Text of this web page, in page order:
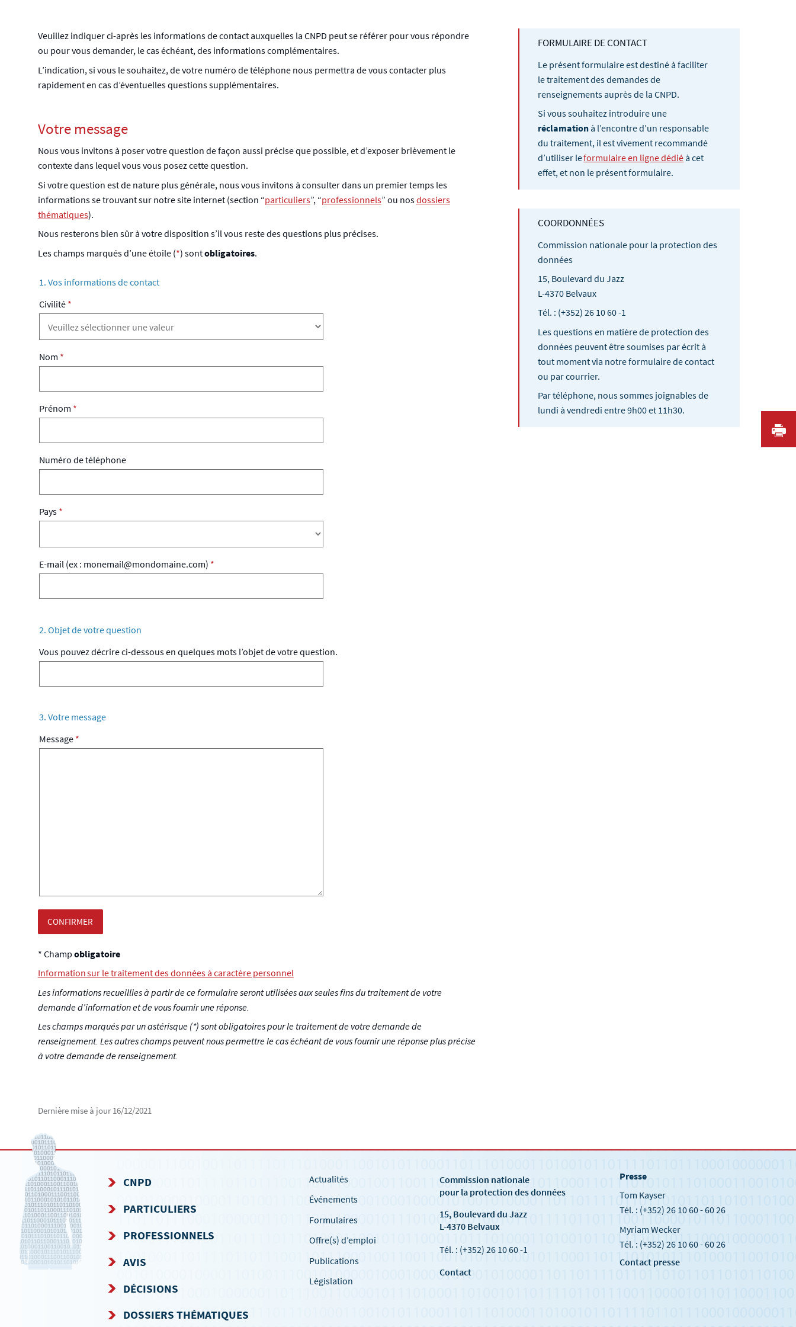
Veuillez indiquer ci-après les informations de contact auxquelles la CNPD peut se référer pour vous répondre
ou pour vous demander, le cas échéant, des informations complémentaires.
L’indication, si vous le souhaitez, de votre numéro de téléphone nous permettra de vous contacter plus
rapidement en cas d’éventuelles questions supplémentaires.
Votre message
Nous vous invitons à poser votre question de façon aussi précise que possible, et d’exposer brièvement le
contexte dans lequel vous vous posez cette question.
Si votre question est de nature plus générale, nous vous invitons à consulter dans un premier temps les
informations se trouvant sur notre site internet (section “particuliers”, “professionnels” ou nosdossiers
thématiques).
Nous resterons bien sûr à votre disposition s’il vous reste des questions plus précises.
Les champs marqués d’une étoile (*) sontobligatoires.
1. Vos informations de contact
Civilité *
Nom *
Prénom *
Numéro de téléphone
Pays *
E-mail (ex : monemail@mondomaine.com) *
2. Objet de votre question
Vous pouvez décrire ci-dessous en quelques mots l’objet de votre question.
3. Votre message
Message *
CONFIRMER
* Champ obligatoire
Information sur le traitement des données à caractère personnel
Les informations recueillies à partir de ce formulaire seront utilisées aux seules fins du traitement de votre
demande d’information et de vous fournir une réponse.
Les champs marqués par un astérisque (*) sont obligatoires pour le traitement de votre demande de
renseignement. Les autres champs peuvent nous permettre le cas échéant de vous fournir une réponse plus précise
à votre demande de renseignement.
FORMULAIRE DE CONTACT
Le présent formulaire est destiné à faciliter
le traitement des demandes de
renseignements auprès de la CNPD.
Si vous souhaitez introduire une
réclamation à l’encontre d’un responsable
du traitement, il est vivement recommandé
d’utiliser leformulaire en ligne dédié à cet
effet, et non le présent formulaire.
COORDONNÉES
Commission nationale pour la protection des
données
15, Boulevard du Jazz
L-4370 Belvaux
Tél. : (+352) 26 10 60 -1
Les questions en matière de protection des
données peuvent être soumises par écrit à
tout moment via notre formulaire de contact
ou par courrier.
Par téléphone, nous sommes joignables de
lundi à vendredi entre 9h00 et 11h30.
Dernière mise à jour 16/12/2021
MENU
DE
NAVIGATION
CNPD
PARTICULIERS
PROFESSIONNELS
AVIS
DÉCISIONS
DOSSIERS THÉMATIQUES
Actualités
Événements
Formulaires
Offre(s) d’emploi
Publications
Législation
Commission nationale
pour la protection des données
15, Boulevard du Jazz
L-4370 Belvaux
Tél. : (+352) 26 10 60 -1
Contact
Presse
Tom Kayser
Tél. : (+352) 26 10 60 - 60 26
Myriam Wecker
Tél. : (+352) 26 10 60 - 60 26
Contact presse